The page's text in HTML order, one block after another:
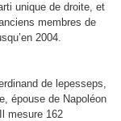
unique de droite, et
membres de
2004.
de lepesseps,
épouse de Napoléon
mesure 162